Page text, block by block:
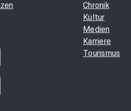
Chronik
Kultur
Medien
Karriere
Tourismus